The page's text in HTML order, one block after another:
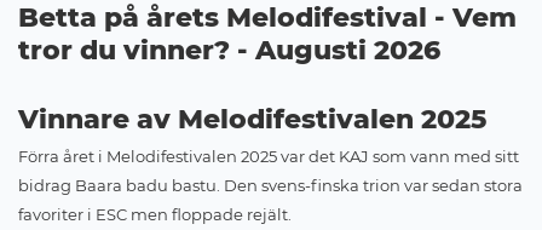
Betta på årets Melodifestival - Vem
tror du vinner? - Augusti 2026
Vinnare av Melodifestivalen 2025
Förra året i Melodifestivalen 2025 var det KAJ som vann med sitt
bidrag Baara badu bastu. Den svens-finska trion var sedan stora
favoriter i ESC men floppade rejält.